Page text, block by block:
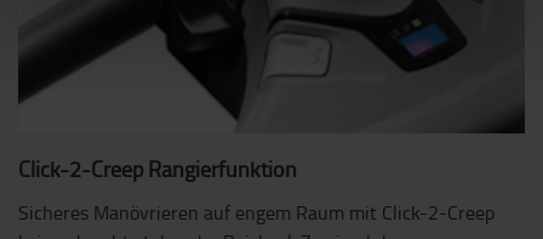
Click-2-Creep Rangierfunktion
Sicheres Manövrieren auf engem Raum mit Click-2-Creep